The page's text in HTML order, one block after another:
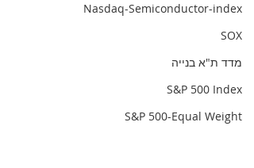
Nasdaq-Semiconductor-index
SOX
מדד ת"א בנייה
S&P 500 Index
S&P 500-Equal Weight